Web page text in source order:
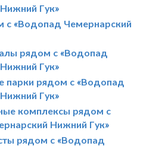
Гук»
с «Водопад Чемернарский
рядом с «Водопад
Гук»
парки рядом с «Водопад
Гук»
комплексы рядом с
Нижний Гук»
рядом с «Водопад